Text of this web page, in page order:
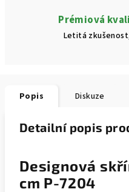
Prémiová
Letitá
Popis Diskuze
Detailní popis
Designová
cm P-7204